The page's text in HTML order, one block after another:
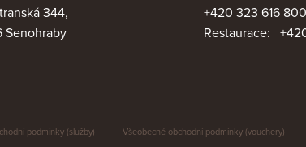
344,
Senohraby
+420 323 616 800
Restaurace:
podmínky (služby) Všeobecné obchodní podmínky (vouchery)